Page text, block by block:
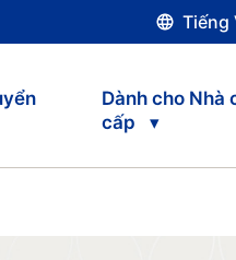
Tiếng
Dành cho Nhà
cấp